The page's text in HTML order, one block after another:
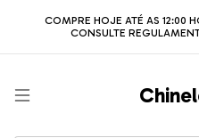
COMPRE HOJE ATÉ AS 12:00
CONSULTE